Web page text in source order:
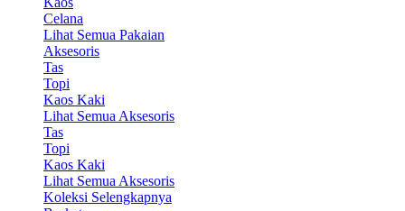
Celana
Lihat Semua Pakaian
Aksesoris
Tas
Topi
Kaos Kaki
Lihat Semua Aksesoris
Tas
Topi
Kaos Kaki
Lihat Semua Aksesoris
Koleksi Selengkapnya